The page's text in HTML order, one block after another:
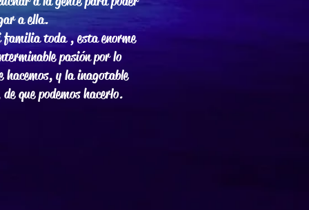
a ella.
toda , esta enorme
pasión por lo
hacemos, y la inagotable
que podemos hacerlo.